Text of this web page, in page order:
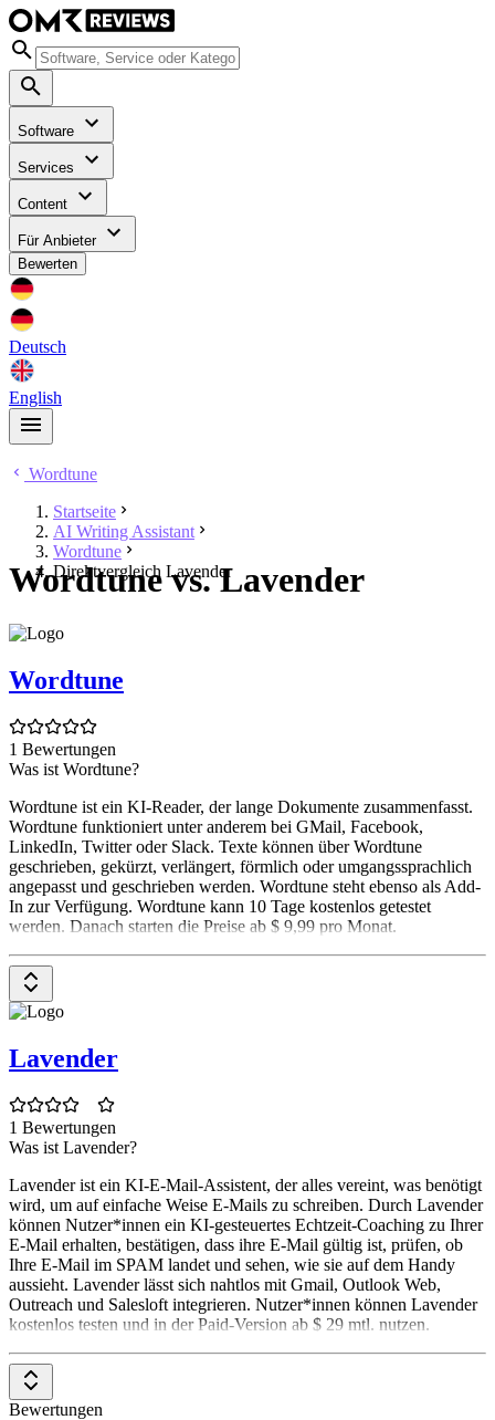
Software
Services
Content
Für Anbieter
Bewerten
Deutsch
English
Wordtune
Startseite
AI Writing Assistant
Wordtune
Direktvergleich Lavender
Wordtune vs. Lavender
Wordtune
1 Bewertungen
Was ist Wordtune?
Wordtune ist ein KI-Reader, der lange Dokumente zusammenfasst.
Wordtune funktioniert unter anderem bei GMail, Facebook,
LinkedIn, Twitter oder Slack. Texte können über Wordtune
geschrieben, gekürzt, verlängert, förmlich oder umgangssprachlich
angepasst und geschrieben werden. Wordtune steht ebenso als Add-
In zur Verfügung. Wordtune kann 10 Tage kostenlos getestet
werden. Danach starten die Preise ab $ 9,99 pro Monat.
Lavender
1 Bewertungen
Was ist Lavender?
Lavender ist ein KI-E-Mail-Assistent, der alles vereint, was benötigt
wird, um auf einfache Weise E-Mails zu schreiben. Durch Lavender
können Nutzer*innen ein KI-gesteuertes Echtzeit-Coaching zu Ihrer
E-Mail erhalten, bestätigen, dass ihre E-Mail gültig ist, prüfen, ob
Ihre E-Mail im SPAM landet und sehen, wie sie auf dem Handy
aussieht. Lavender lässt sich nahtlos mit Gmail, Outlook Web,
Outreach und Salesloft integrieren. Nutzer*innen können Lavender
kostenlos testen und in der Paid-Version ab $ 29 mtl. nutzen.
Bewertungen